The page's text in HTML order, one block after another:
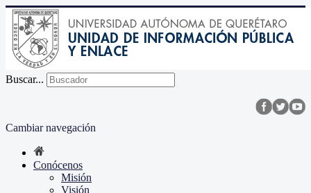
Buscar...
Cambiar navegación
Conócenos
Misión
Visión